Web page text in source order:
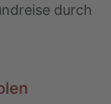
durch